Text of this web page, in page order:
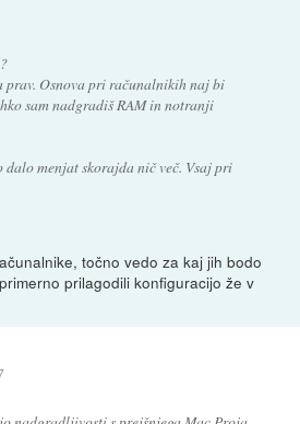
Osnova pri računalnikih naj bi
sam nadgradiš RAM in notranji
dalo menjat skorajda nič več. Vsaj pri
točno vedo za kaj jih bodo
prilagodili konfiguracijo že v